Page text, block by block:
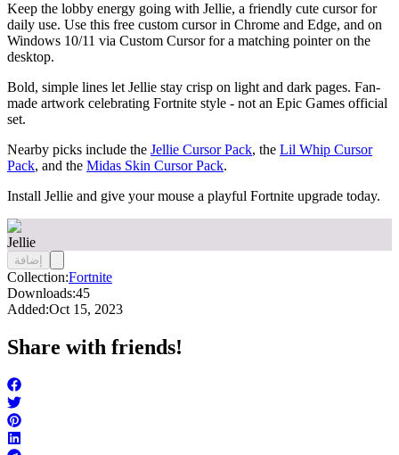
Keep the lobby energy going with Jellie, a friendly cute cursor for
daily use. Use this free custom cursor in Chrome and Edge, and on
Windows 10/11 via Custom Cursor for a matching pointer on the
desktop.
Bold, simple lines let Jellie stay crisp on light and dark pages. Fan-
made artwork celebrating Fortnite style - not an Epic Games official
set.
Nearby picks include the Jellie Cursor Pack, the Lil Whip Cursor
Pack, and the Midas Skin Cursor Pack.
Install Jellie and give your mouse a playful Fortnite upgrade today.
Jellie
إضافة
Collection:Fortnite
Downloads:45
Added:Oct 15, 2023
Share with friends!